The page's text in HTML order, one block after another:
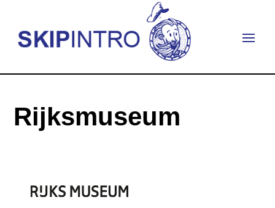
Rijksmuseum